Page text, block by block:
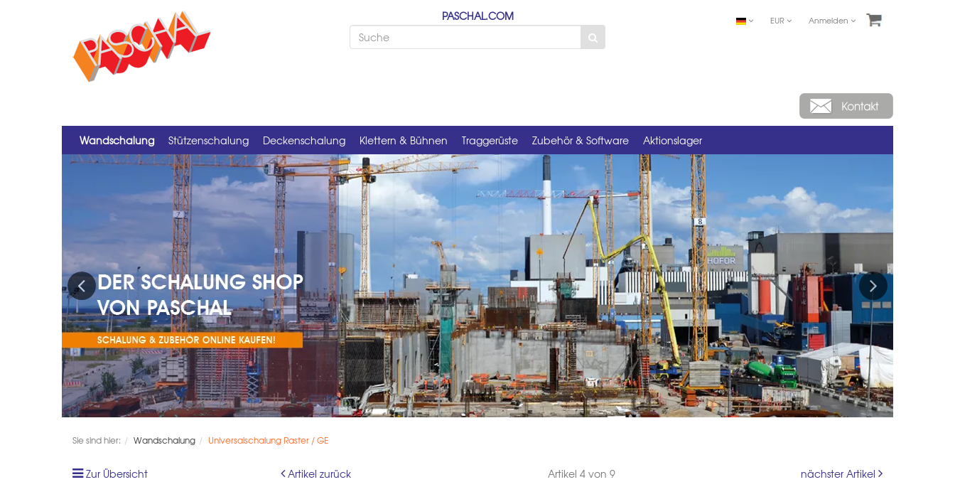
EUR Anmelden
PASCHAL.COM
Wandschalung Stützenschalung Deckenschalung Klettern & Bühnen Traggerüste Zubehör & Software Aktionslager
Previous Next
Sie sind hier: Wandschalung Universalschalung Raster / GE
Zur Übersicht Artikel zurück Artikel 4 von 9 nächster Artikel